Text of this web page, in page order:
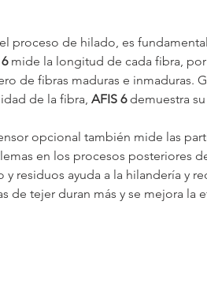
el proceso de hilado, es
mide la longitud de cada fibra,
de fibras maduras e inmaduras.
de la fibra, AFIS 6 demuestra
opcional también mide las
en los procesos posteriores
y residuos ayuda a la hilandería y
de tejer duran más y se mejora la